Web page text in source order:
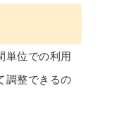
単位での利用
調整できるの